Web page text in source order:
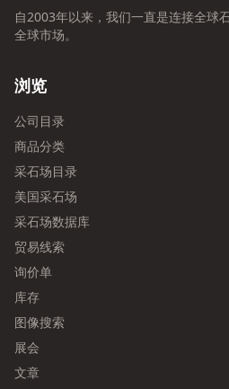
自2003年以来，我们一直是连接全球
全球市场。
浏览
公司目录
商品分类
采石场目录
美国采石场
采石场数据库
贸易线索
询价单
库存
图像搜索
展会
文章